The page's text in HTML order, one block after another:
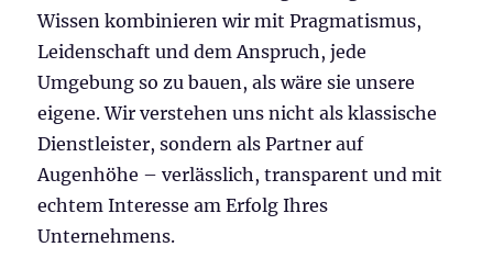
Wissen kombinieren wir mit Pragmatismus,
Leidenschaft und dem Anspruch, jede
Umgebung so zu bauen, als wäre sie unsere
eigene. Wir verstehen uns nicht als klassische
Dienstleister, sondern als Partner auf
Augenhöhe – verlässlich, transparent und mit
echtem Interesse am Erfolg Ihres
Unternehmens.